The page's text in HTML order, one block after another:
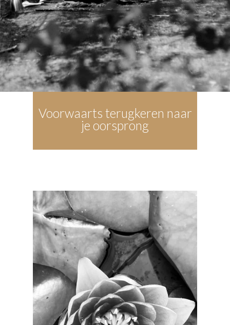
Voorwaarts terugkeren naar
je oorsprong